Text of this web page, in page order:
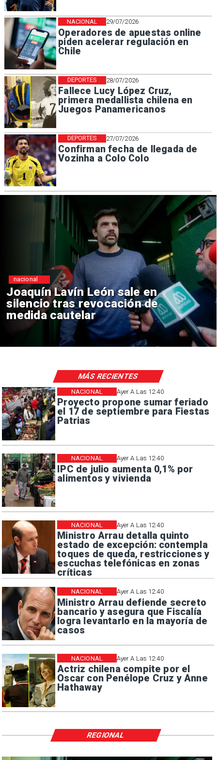
29/07/2026
Operadores de apuestas online
piden acelerar regulación en
Chile
NACIONAL
28/07/2026
Fallece Lucy López Cruz,
primera medallista chilena en
Juegos Panamericanos
DEPORTES
27/07/2026
Confirman fecha de llegada de
Vozinha a Colo Colo
DEPORTES
Chile y Venezuela formalizan
reinicio de relaciones
consulares
nacional
Ayer A Las 12:40
Proyecto propone sumar feriado
el 17 de septiembre para Fiestas
Patrias
NACIONAL
Ayer A Las 12:40
IPC de julio aumenta 0,1% por
alimentos y vivienda
NACIONAL
Ayer A Las 12:40
Ministro Arrau detalla quinto
estado de excepción: contempla
toques de queda, restricciones y
escuchas telefónicas en zonas
críticas
NACIONAL
Ayer A Las 12:40
Ministro Arrau defiende secreto
bancario y asegura que Fiscalía
logra levantarlo en la mayoría de
casos
NACIONAL
Ayer A Las 12:40
Actriz chilena compite por el
Oscar con Penélope Cruz y Anne
Hathaway
NACIONAL
MÁS RECIENTES
REGIONAL